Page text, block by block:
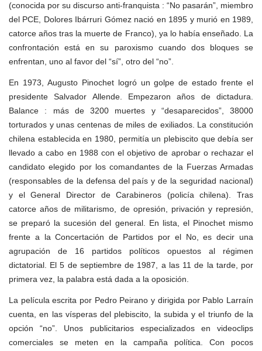
(conocida por su discurso anti-franquista : “No pasarán”, miembro
del PCE, Dolores Ibárruri Gómez nació en 1895 y murió en 1989,
catorce años tras la muerte de Franco), ya lo había enseñado. La
confrontación está en su paroxismo cuando dos bloques se
enfrentan, uno al favor del “sí”, otro del “no”.
En 1973, Augusto Pinochet logró un golpe de estado frente el
presidente Salvador Allende. Empezaron años de dictadura.
Balance : más de 3200 muertes y “desaparecidos”, 38000
torturados y unas centenas de miles de exiliados. La constitución
chilena establecida en 1980, permitía un plebiscito que debía ser
llevado a cabo en 1988 con el objetivo de aprobar o rechazar el
candidato elegido por los comandantes de la Fuerzas Armadas
(responsables de la defensa del país y de la seguridad nacional)
y el General Director de Carabineros (policía chilena). Tras
catorce años de militarismo, de opresión, privación y represión,
se preparó la sucesión del general. En lista, el Pinochet mismo
frente a la Concertación de Partidos por el No, es decir una
agrupación de 16 partidos políticos opuestos al régimen
dictatorial. El 5 de septiembre de 1987, a las 11 de la tarde, por
primera vez, la palabra está dada a la oposición.
La película escrita por Pedro Peirano y dirigida por Pablo Larraín
cuenta, en las vísperas del plebiscito, la subida y el triunfo de la
opción “no”. Unos publicitarios especializados en videoclips
comerciales se meten en la campaña política. Con pocos